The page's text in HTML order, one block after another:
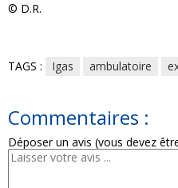
© D.R.
TAGS : Igas ambulatoire
Commentaires :
Déposer un avis (vous devez